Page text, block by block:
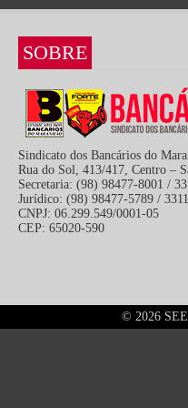
SOBRE
Sindicato dos Bancários do
Rua do Sol, 413/417, Centro –
Secretaria: (98) 98477-8001 /
Jurídico: (98) 98477-5789 /
CNPJ: 06.299.549/0001-05
CEP: 65020-590
© 2026